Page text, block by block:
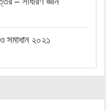
সমাধান ২০২১